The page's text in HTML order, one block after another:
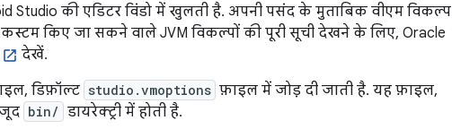
Studio की एडिटर विंडो में खुलती है. अपनी पसंद के मुताबिक वीएम विकल्प
किए जा सकने वाले JVM विकल्पों की पूरी सूची देखने के लिए, Oracle
देखें.
डिफ़ॉल्ट studio.vmoptions फ़ाइल में जोड़ दी जाती है. यह फ़ाइल,
bin/ डायरेक्ट्री में होती है.